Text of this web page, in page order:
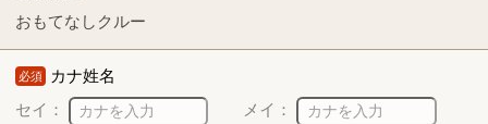
おもてなしクルー
必須 カナ姓名
セイ：
メイ：